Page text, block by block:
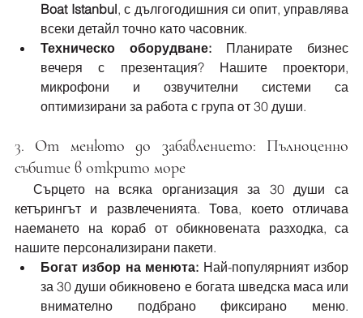
Boat Istanbul, с дългогодишния си опит, управлява
всеки детайл точно като часовник.
Техническо оборудване: Планирате бизнес
вечеря с презентация? Нашите проектори,
микрофони и озвучителни системи са
оптимизирани за работа с група от 30 души.
3. От менюто до забавлението: Пълноценно
събитие в открито море
  Сърцето на всяка организация за 30 души са
кетърингът и развлеченията. Това, което отличава
наемането на кораб от обикновената разходка, са
нашите персонализирани пакети.
Богат избор на менюта: Най-популярният избор
за 30 души обикновено е богата шведска маса или
внимателно подбрано фиксирано меню.